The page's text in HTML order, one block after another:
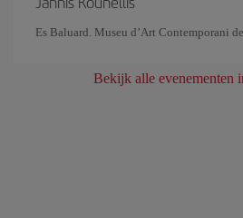
Es Baluard. Museu d’Art Contemporani
Bekijk alle evenementen